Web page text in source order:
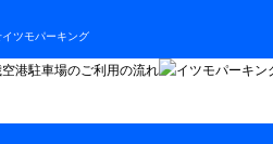
ツモパーキング
近い幸せイツモパーキング